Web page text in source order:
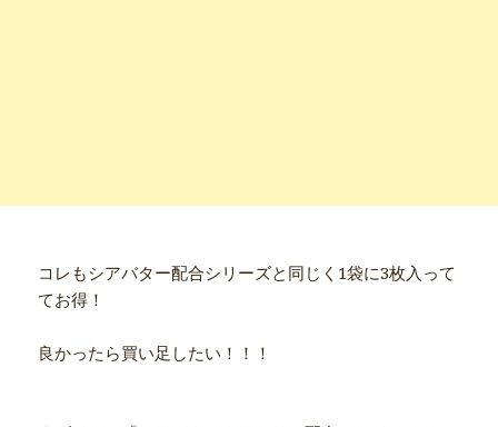
コレもシアバター配合シリーズと同じく1袋に3枚入って
てお得！
良かったら買い足したい！！！